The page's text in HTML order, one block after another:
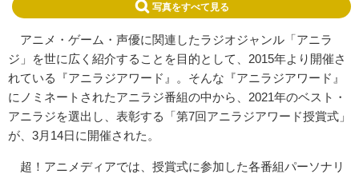
写真をすべて見る
アニメ・ゲーム・声優に関連したラジオジャンル「アニラ
ジ」を世に広く紹介することを目的として、2015年より開催さ
れている『アニラジアワード』。そんな『アニラジアワード』
にノミネートされたアニラジ番組の中から、2021年のベスト・
アニラジを選出し、表彰する「第7回アニラジアワード授賞式」
が、3月14日に開催された。
超！アニメディアでは、授賞式に参加した各番組パーソナリ